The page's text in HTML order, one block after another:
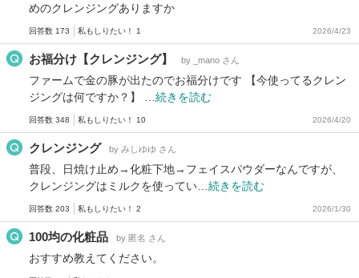
めのクレンジングありますか
回答数 173 私もしりたい！ 1 2026/4/23
お福分け【クレンジング】 by _mano さん
ファームで金の豚が出たのでお福分けです 【今使ってるクレン
ジングは何ですか？】 … 続きを読む
回答数 348 私もしりたい！ 10 2026/4/20
クレンジング by みしゆゆ さん
普段、日焼け止め→化粧下地→フェイスパウダーなんですが、
クレンジングはミルクを使ってい… 続きを読む
回答数 203 私もしりたい！ 2 2026/1/30
100均の化粧品 by 匿名 さん
おすすめ教えてください。